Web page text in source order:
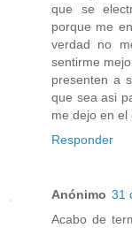
que se
porque me
verdad no
sentirme
presenten a
que sea asi
me dejo en el
Responder
Anónimo 31
Acabo de